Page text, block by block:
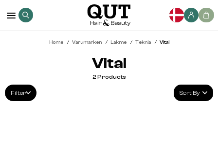
Home Varumarken Lakme Teknia Vital
Vital
Filter
2 Products
Sort By